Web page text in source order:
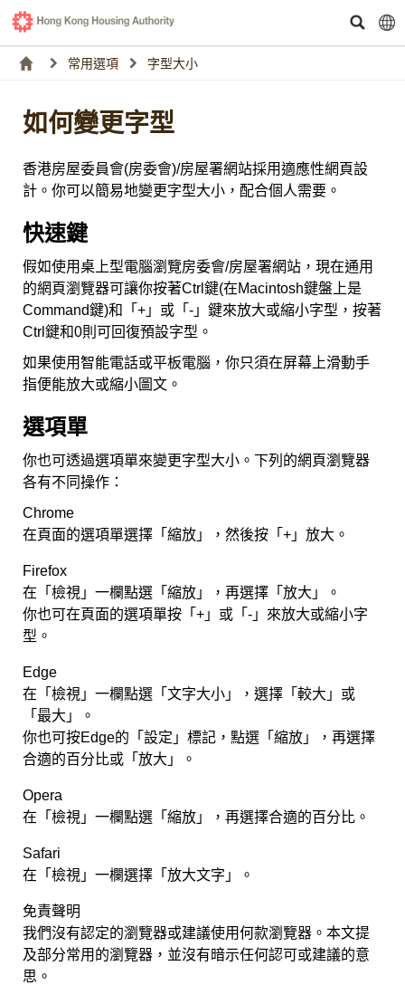
常用選項 字型大小
如何變更字型
香港房屋委員會(房委會)/房屋署網站採用適應性網頁設
計。你可以簡易地變更字型大小，配合個人需要。
快速鍵
假如使用桌上型電腦瀏覽房委會/房屋署網站，現在通用
的網頁瀏覽器可讓你按著Ctrl鍵(在Macintosh鍵盤上是
Command鍵)和「+」或「-」鍵來放大或縮小字型，按著
Ctrl鍵和0則可回復預設字型。
如果使用智能電話或平板電腦，你只須在屏幕上滑動手
指便能放大或縮小圖文。
選項單
你也可透過選項單來變更字型大小。下列的網頁瀏覽器
各有不同操作：
Chrome
在頁面的選項單選擇「縮放」，然後按「+」放大。
Firefox
在「檢視」一欄點選「縮放」，再選擇「放大」。
你也可在頁面的選項單按「+」或「-」來放大或縮小字
型。
Edge
在「檢視」一欄點選「文字大小」，選擇「較大」或
「最大」。
你也可按Edge的「設定」標記，點選「縮放」，再選擇
合適的百分比或「放大」。
Opera
在「檢視」一欄點選「縮放」，再選擇合適的百分比。
Safari
在「檢視」一欄選擇「放大文字」。
免責聲明
我們沒有認定的瀏覽器或建議使用何款瀏覽器。本文提
及部分常用的瀏覽器，並沒有暗示任何認可或建議的意
思。